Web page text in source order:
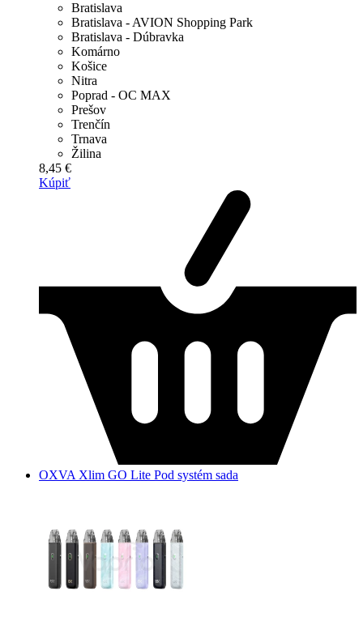
Bratislava
Bratislava - AVION Shopping Park
Bratislava - Dúbravka
Komárno
Košice
Nitra
Poprad - OC MAX
Prešov
Trenčín
Trnava
Žilina
8,45 €
Kúpiť
OXVA Xlim GO Lite Pod systém sada